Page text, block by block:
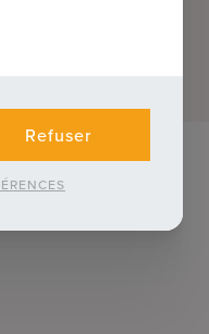
Refuser